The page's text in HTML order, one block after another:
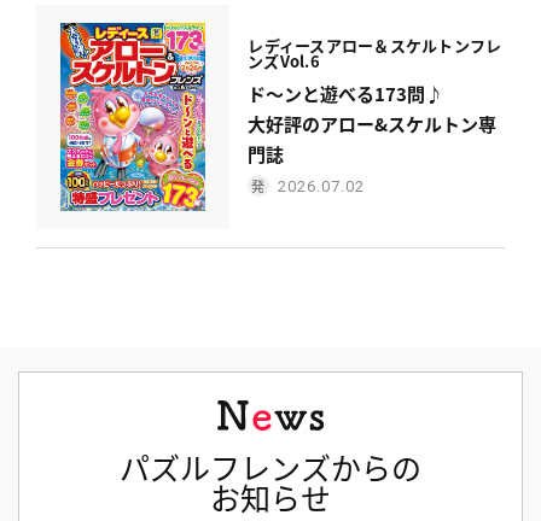
レディースアロー＆スケルトンフレ
ンズVol.6
ド〜ンと遊べる173問♪
大好評のアロー&スケルトン専
門誌
2026.07.02
パズルフレンズからの
お知らせ